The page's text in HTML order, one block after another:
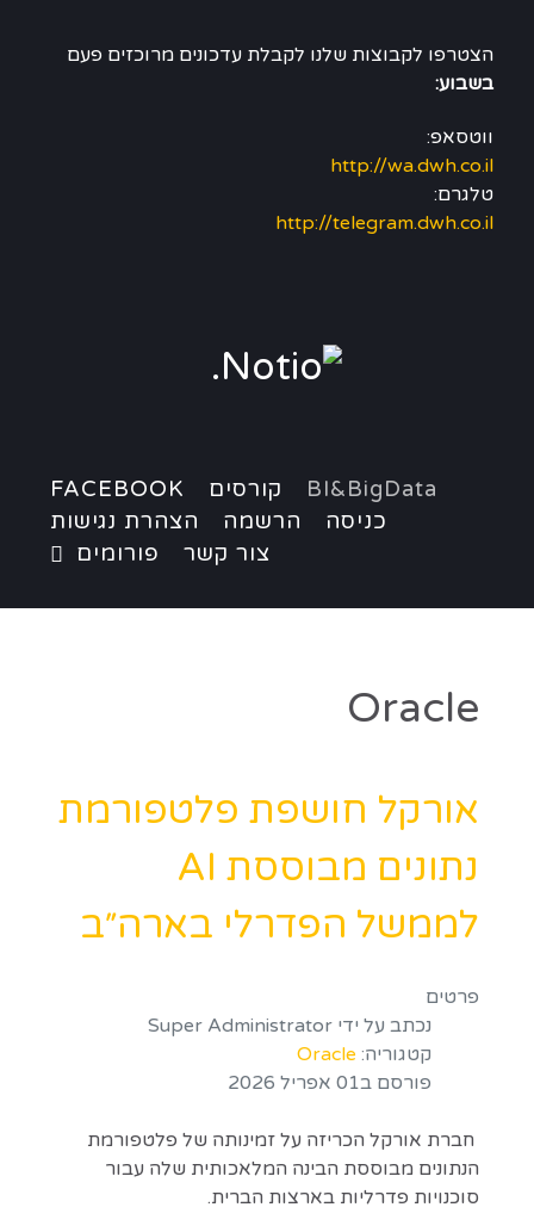
הצטרפו לקבוצות שלנו לקבלת עדכונים מרוכזים פעם
בשבוע:
ווטסאפ:
http://wa.dwh.co.il
טלגרם:
http://telegram.dwh.co.il
BI&BigData קורסים
FACEBOOK
כניסה
הרשמה
הצהרת נגישות
צור קשר
פורומים
Oracle
אורקל חושפת פלטפורמת
נתונים מבוססת AI
לממשל הפדרלי בארה״ב
פרטים
נכתב על ידי Super Administrator
קטגוריה: Oracle
פורסם ב01 אפריל 2026
חברת אורקל הכריזה על זמינותה של פלטפורמת
הנתונים מבוססת הבינה המלאכותית שלה עבור
סוכנויות פדרליות בארצות הברית.